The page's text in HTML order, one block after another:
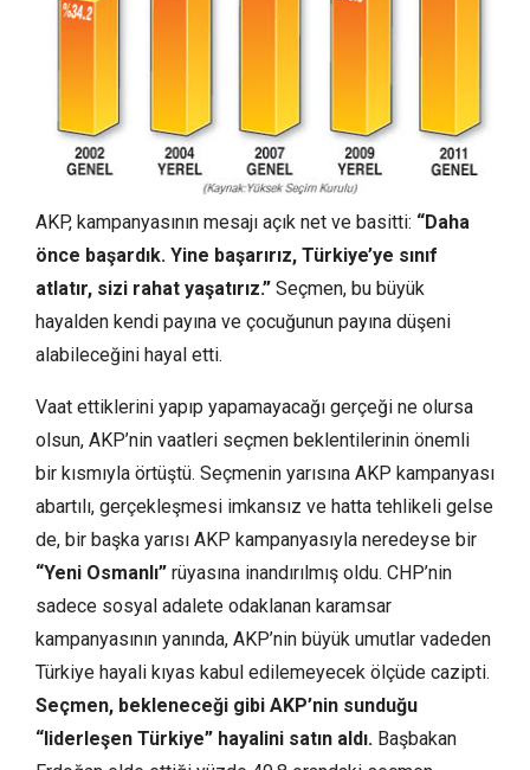
AKP, kampanyasının mesajı açık net ve basitti: “Daha
önce başardık. Yine başarırız, Türkiye’ye sınıf
atlatır, sizi rahat yaşatırız.” Seçmen, bu büyük
hayalden kendi payına ve çocuğunun payına düşeni
alabileceğini hayal etti.
Vaat ettiklerini yapıp yapamayacağı gerçeği ne olursa
olsun, AKP’nin vaatleri seçmen beklentilerinin önemli
bir kısmıyla örtüştü. Seçmenin yarısına AKP kampanyası
abartılı, gerçekleşmesi imkansız ve hatta tehlikeli gelse
de, bir başka yarısı AKP kampanyasıyla neredeyse bir
“Yeni Osmanlı” rüyasına inandırılmış oldu. CHP’nin
sadece sosyal adalete odaklanan karamsar
kampanyasının yanında, AKP’nin büyük umutlar vadeden
Türkiye hayali kıyas kabul edilemeyecek ölçüde cazipti.
Seçmen, bekleneceği gibi AKP’nin sunduğu
“liderleşen Türkiye” hayalini satın aldı. Başbakan